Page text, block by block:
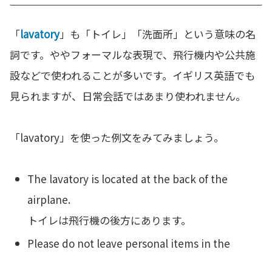
「lavatory」も「トイレ」「洗面所」という意味の名
詞です。ややフォーマルな表現で、飛行機内や公共施
設などで使われることが多いです。イギリス英語でも
見られますが、日常会話ではあまり使われません。
「lavatory」を使った例文をみてみましょう。
The lavatory is located at the back of the
airplane.
トイレは飛行機の後方にあります。
Please do not leave personal items in the